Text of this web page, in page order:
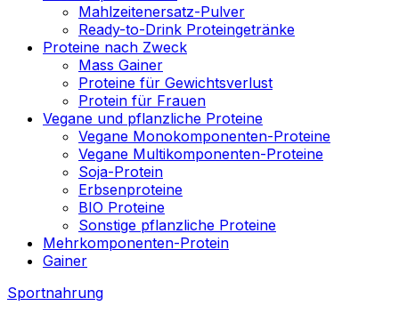
Mahlzeitenersatz-Pulver
Ready-to-Drink Proteingetränke
Proteine nach Zweck
Mass Gainer
Proteine für Gewichtsverlust
Protein für Frauen
Vegane und pflanzliche Proteine
Vegane Monokomponenten-Proteine
Vegane Multikomponenten-Proteine
Soja-Protein
Erbsenproteine
BIO Proteine
Sonstige pflanzliche Proteine
Mehrkomponenten-Protein
Gainer
Sportnahrung